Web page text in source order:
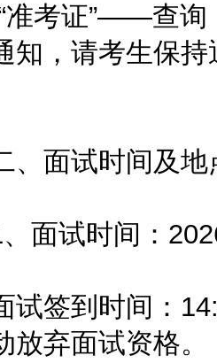
准考证”——查询
知，请考生保
面试时间及地
试时间：2026
签到时间：
放弃面试资格。